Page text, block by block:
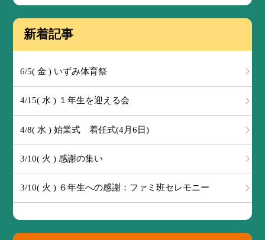
新着記事
6/5( 金 ) いずみ体育祭
4/15( 水 ) １年生を迎える会
4/8( 水 ) 始業式 着任式(4月6日)
3/10( 火 ) 感謝の集い
3/10( 火 ) ６年生への感謝：ファミ班セレモニー